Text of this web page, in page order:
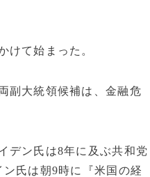
て始まった。
副大統領候補は、金融危
デン氏は8年に及ぶ共和党
氏は朝9時に『米国の経